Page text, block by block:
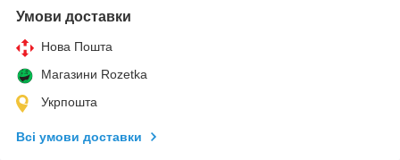
Умови доставки
Нова Пошта
Магазини Rozetka
Укрпошта
Всі умови доставки